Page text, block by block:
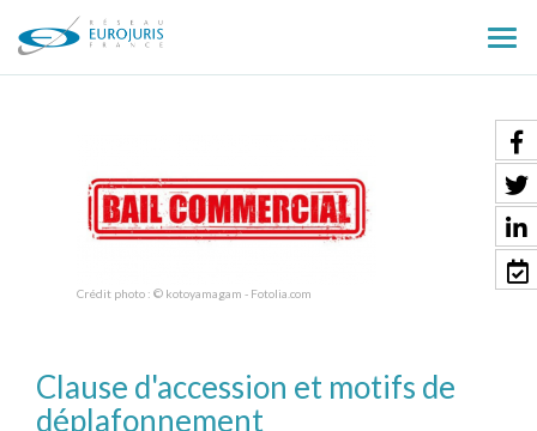
le
Crédit photo : © kotoyamagam - Fotolia.com
Clause d'accession et motifs de
déplafonnement